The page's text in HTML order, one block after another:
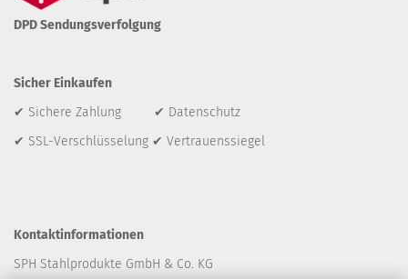
DPD Sendungsverfolgung
Sicher Einkaufen
✔ Sichere Zahlung ✔ Datenschutz
✔ SSL-Verschlüsselung ✔ Vertrauenssiegel
Kontaktinformationen
SPH Stahlprodukte GmbH & Co. KG